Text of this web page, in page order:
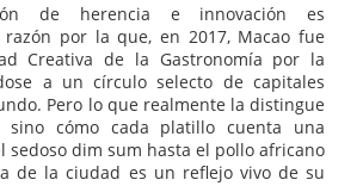
de herencia e innovación es
razón por la que, en 2017, Macao fue
Creativa de la Gastronomía por la
a un círculo selecto de capitales
Pero lo que realmente la distingue
cómo cada platillo cuenta una
sedoso dim sum hasta el pollo africano
de la ciudad es un reflejo vivo de su